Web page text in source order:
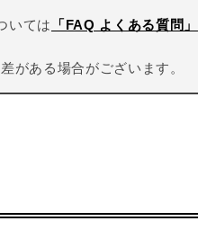
いては 「FAQ よくある質問」
がある場合がございます。